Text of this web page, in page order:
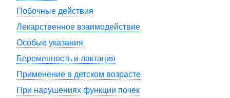
Побочные действия
Лекарственное взаимодействие
Особые указания
Беременность и лактация
Применение в детском возрасте
При нарушениях функции почек